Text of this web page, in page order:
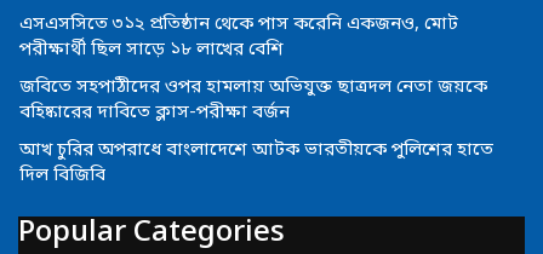
এসএসসিতে ৩১২ প্রতিষ্ঠান থেকে পাস করেনি একজনও, মোট
পরীক্ষার্থী ছিল সাড়ে ১৮ লাখের বেশি
জবিতে সহপাঠীদের ওপর হামলায় অভিযুক্ত ছাত্রদল নেতা জয়কে
বহিষ্কারের দাবিতে ক্লাস-পরীক্ষা বর্জন
আখ চুরির অপরাধে বাংলাদেশে আটক ভারতীয়কে পুলিশের হাতে
দিল বিজিবি
Popular Categories